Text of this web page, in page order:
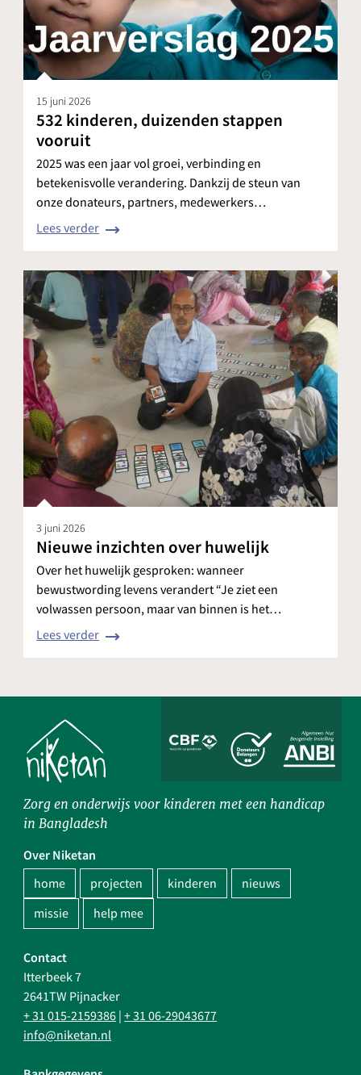
15 juni 2026
532 kinderen, duizenden stappen
vooruit
2025 was een jaar vol groei, verbinding en
betekenisvolle verandering. Dankzij de steun van
onze donateurs, partners, medewerkers…
Lees verder
3 juni 2026
Nieuwe inzichten over huwelijk
Over het huwelijk gesproken: wanneer
bewustwording levens verandert “Je ziet een
volwassen persoon, maar van binnen is het…
Lees verder
Zorg en onderwijs voor kinderen met een handicap
in Bangladesh
Over Niketan
home projecten kinderen
nieuws
missie
help mee
Contact
Itterbeek 7
2641TW Pijnacker
+ 31 015-2159386 |+ 31 06-29043677
info@niketan.nl